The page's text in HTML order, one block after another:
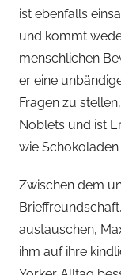
ist ebenfalls
und kommt
menschlichen
er eine
Fragen zu
Noblets und ist
wie
Zwischen dem
austauschen,
ihm auf ihre